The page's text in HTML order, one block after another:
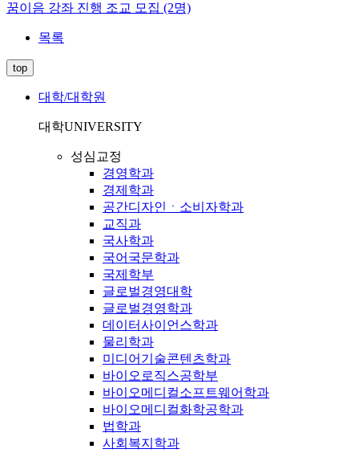
꿈이음 강좌 진행 조교 모집 (2명)
목록
top
대학/대학원
대학UNIVERSITY
성심교정
경영학과
경제학과
공간디자인ㆍ소비자학과
교직과
국사학과
국어국문학과
국제학부
글로벌경영대학
글로벌경영학과
데이터사이언스학과
물리학과
미디어기술콘텐츠학과
바이오로직스공학부
바이오메디컬소프트웨어학과
바이오메디컬화학공학과
법학과
사회복지학과